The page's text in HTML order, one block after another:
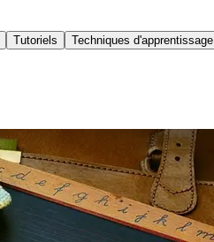
Tutoriels Techniques d'apprentissage